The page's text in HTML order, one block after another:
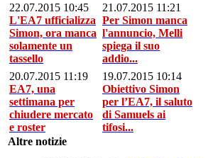
22.07.2015 10:45
L'EA7 ufficializza
Simon, ora manca
solamente un
tassello
21.07.2015 11:21
Per Simon manca
l'annuncio, Melli
spiega il suo
addio...
20.07.2015 11:19
EA7, una
settimana per
chiudere mercato
e roster
19.07.2015 10:14
Obiettivo Simon
per l’EA7, il saluto
di Samuels ai
tifosi...
Altre notizie